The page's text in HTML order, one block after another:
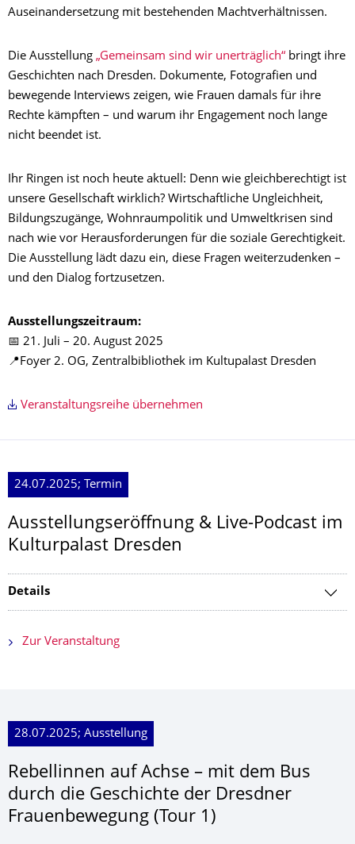
Auseinandersetzung mit bestehenden Machtverhältnissen.
Die Ausstellung „Gemeinsam sind wir unerträglich“ bringt ihre
Geschichten nach Dresden. Dokumente, Fotografien und
bewegende Interviews zeigen, wie Frauen damals für ihre
Rechte kämpften – und warum ihr Engagement noch lange
nicht beendet ist.
Ihr Ringen ist noch heute aktuell: Denn wie gleichberechtigt ist
unsere Gesellschaft wirklich? Wirtschaftliche Ungleichheit,
Bildungszugänge, Wohnraumpolitik und Umweltkrisen sind
nach wie vor Herausforderungen für die soziale Gerechtigkeit.
Die Ausstellung lädt dazu ein, diese Fragen weiterzudenken –
und den Dialog fortzusetzen.
Ausstellungszeitraum:
📅 21. Juli – 20. August 2025
📍Foyer 2. OG, Zentralbibliothek im Kultupalast Dresden
Veranstaltungsreihe übernehmen
24.07.2025; Termin
Ausstellungseröffnung & Live-Podcast im
Kulturpalast Dresden
Details
Zur Veranstaltung
28.07.2025; Ausstellung
Rebellinnen auf Achse – mit dem Bus
durch die Geschichte der Dresdner
Frauenbewegung (Tour 1)